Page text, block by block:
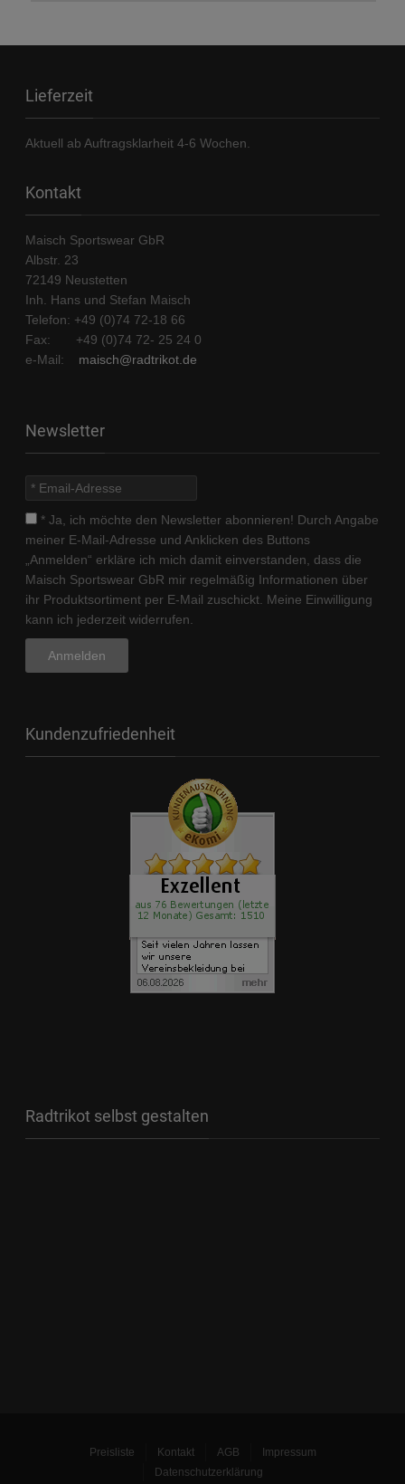
Lieferzeit
Aktuell ab Auftragsklarheit 4-6 Wochen.
Kontakt
Maisch Sportswear GbR
Albstr. 23
72149 Neustetten
Inh. Hans und Stefan Maisch
Telefon: +49 (0)74 72-18 66
Fax: +49 (0)74 72- 25 24 0
e-Mail: maisch@radtrikot.de
Newsletter
* Ja, ich möchte den Newsletter abonnieren! Durch Angabe
meiner E-Mail-Adresse und Anklicken des Buttons
„Anmelden“ erkläre ich mich damit einverstanden, dass die
Maisch Sportswear GbR mir regelmäßig Informationen über
ihr Produktsortiment per E-Mail zuschickt. Meine Einwilligung
kann ich jederzeit widerrufen.
Kundenzufriedenheit
Radtrikot selbst gestalten
Preisliste Kontakt AGB
Impressum
Datenschutzerklärung